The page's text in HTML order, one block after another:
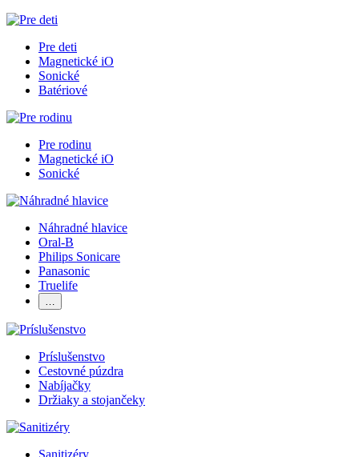
Pre deti
Magnetické iO
Sonické
Batériové
Pre rodinu
Magnetické iO
Sonické
Náhradné hlavice
Oral-B
Philips Sonicare
Panasonic
Truelife
…
Príslušenstvo
Cestovné púzdra
Nabíjačky
Držiaky a stojančeky
Sanitizéry